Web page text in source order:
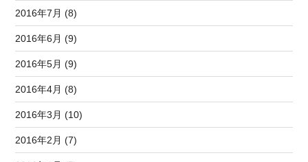
2016年7月 (8)
2016年6月 (9)
2016年5月 (9)
2016年4月 (8)
2016年3月 (10)
2016年2月 (7)